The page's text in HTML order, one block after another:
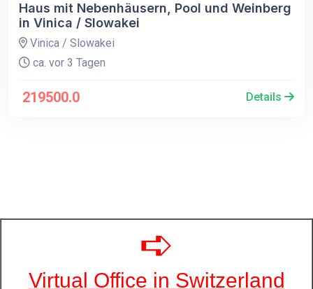
Haus mit Nebenhäusern, Pool und Weinberg
in Vinica / Slowakei
Vinica / Slowakei
ca. vor 3 Tagen
219500.0 Details